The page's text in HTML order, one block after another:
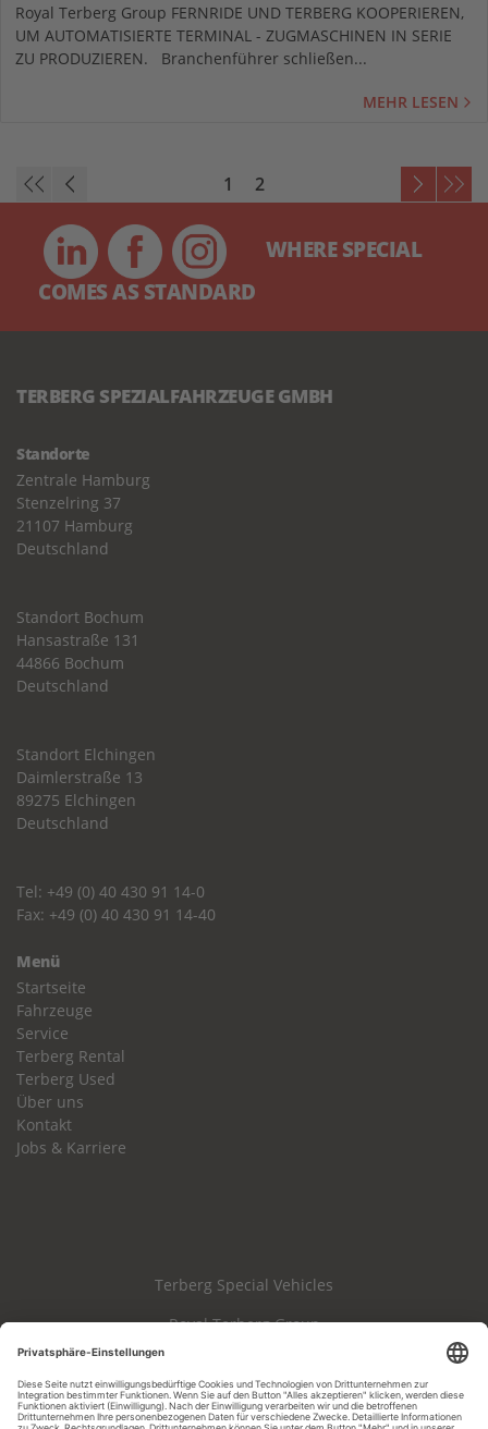
Royal Terberg Group FERNRIDE UND TERBERG KOOPERIEREN,
UM AUTOMATISIERTE TERMINAL - ZUGMASCHINEN IN SERIE
ZU PRODUZIEREN. Branchenführer schließen...
MEHR LESEN
1 2
WHERE SPECIAL
COMES AS STANDARD
TERBERG SPEZIALFAHRZEUGE GMBH
Standorte
Zentrale Hamburg
Stenzelring 37
21107 Hamburg
Deutschland
Standort Bochum
Hansastraße 131
44866 Bochum
Deutschland
Standort Elchingen
Daimlerstraße 13
89275 Elchingen
Deutschland
Tel: +49 (0) 40 430 91 14-0
Fax: +49 (0) 40 430 91 14-40
Menü
Startseite
Fahrzeuge
Service
Terberg Rental
Terberg Used
Über uns
Kontakt
Jobs & Karriere
Terberg Special Vehicles
Royal Terberg Group
Impressum